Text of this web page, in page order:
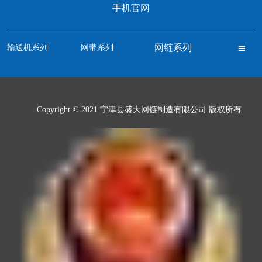
手机官网
输送机系列 网带系列 网链系列 
Copyright © 2021 宁津县盛大网链制造有限公司 版权所有